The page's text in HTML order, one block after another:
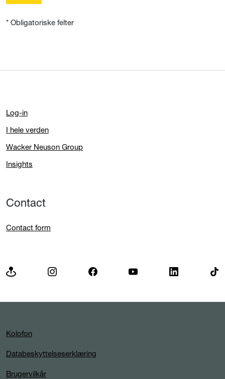
* Obligatoriske felter
Log-in
I hele verden
Wacker Neuson Group
Insights
Contact
Contact form
Kolofon
Databeskyttelseserklæring
Brugervilkår